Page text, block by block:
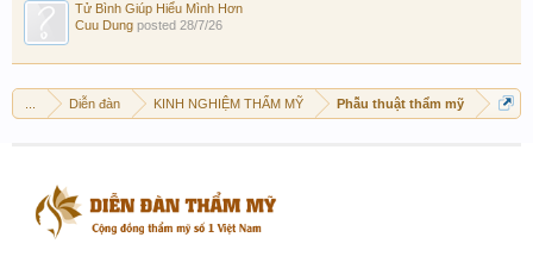
Tử Bình Giúp Hiểu Mình Hơn
Cuu Dung posted 28/7/26
Diễn đàn KINH NGHIỆM THẨM MỸ Phẫu thuật thẩm mỹ